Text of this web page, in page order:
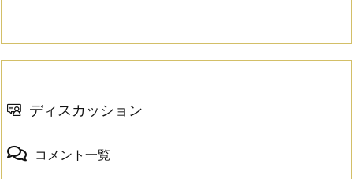
ディスカッション
コメント一覧